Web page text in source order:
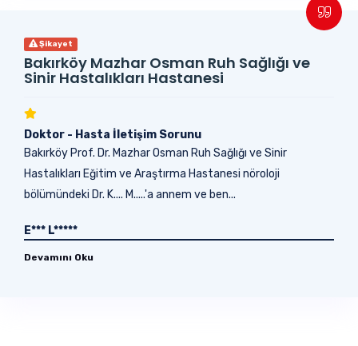
Şikayet
Bakırköy Mazhar Osman Ruh Sağlığı ve
Sinir Hastalıkları Hastanesi
Doktor - Hasta İletişim Sorunu
Bakırköy Prof. Dr. Mazhar Osman Ruh Sağlığı ve Sinir
Hastalıkları Eğitim ve Araştırma Hastanesi nöroloji
bölümündeki Dr. K.... M.....'a annem ve ben...
E*** L*****
Devamını Oku